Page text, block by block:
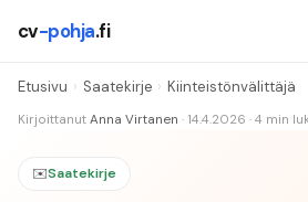
cv-pohja.fi
Etusivu › Saatekirje › Kiinteistönvälittäjä
Kirjoittanut Anna Virtanen · 14.4.2026 · 4 min
✉️Saatekirje